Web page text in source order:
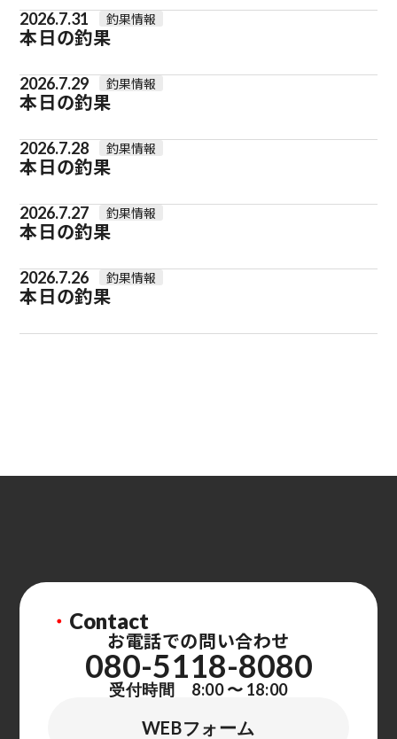
2026.7.31 釣果情報
本日の釣果
2026.7.29 釣果情報
本日の釣果
2026.7.28 釣果情報
本日の釣果
2026.7.27 釣果情報
本日の釣果
2026.7.26 釣果情報
本日の釣果
・ Contact
お電話での問い合わせ
080-5118-8080
受付時間 8:00 〜 18:00
WEBフォーム